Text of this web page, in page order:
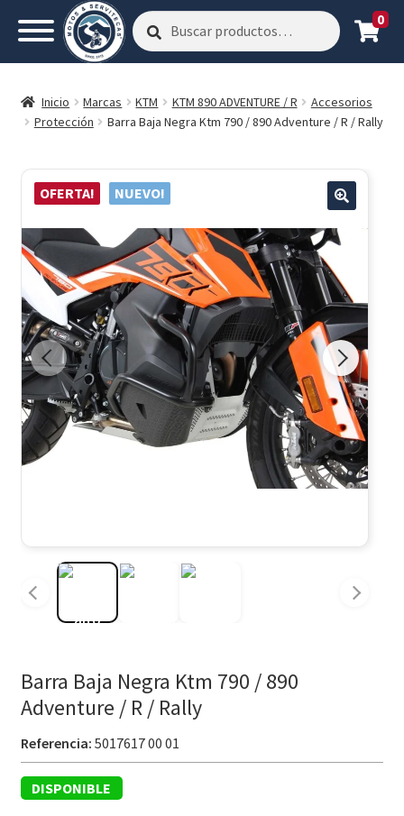
Buscar
por:
Buscar 0
Inicio Marcas KTM KTM 890 ADVENTURE / R
Accesorios
Protección
Barra Baja Negra Ktm 790 / 890 Adventure / R / Rally
OFERTA!
NUEVO!
Barra Baja Negra Ktm 790 / 890
Adventure / R / Rally
Referencia: 5017617 00 01
DISPONIBLE